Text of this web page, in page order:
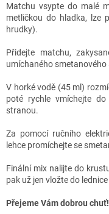
Matchu vsypte do malé
metličkou do hladka, lze
hrudky).
Přidejte matchu,
umíchaného smetanového
V horké vodě (45 ml)
poté rychle vmíchejte
stranou.
Za pomocí ručního
lehce promíchejte se
Finální mix nalijte do
pak už jen vložte do
Přejeme Vám dobrou chuť!